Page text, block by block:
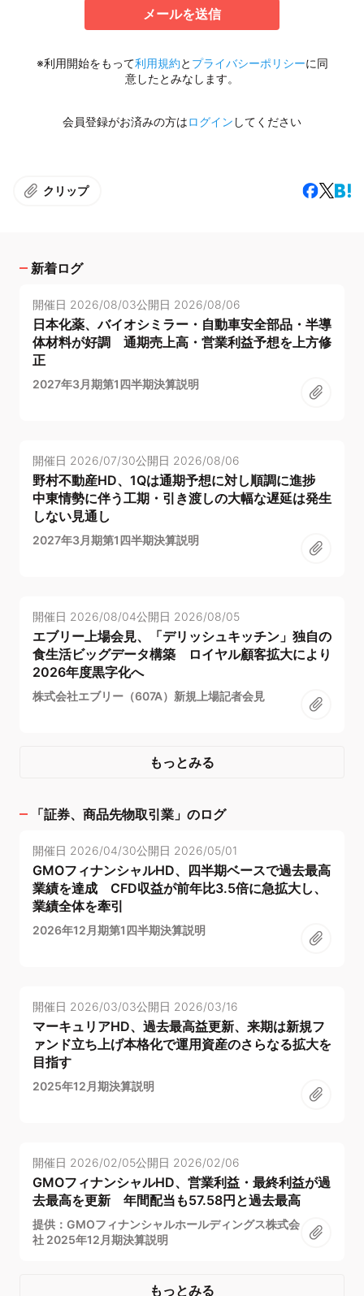
メールを送信
※利用開始をもって利用規約と プライバシーポリシーに同
意したとみなします。
会員登録がお済みの方はログイン してください
クリップ
新着ログ
開催日 2026/08/03公開日 2026/08/06
日本化薬、バイオシミラー・自動車安全部品・半導
体材料が好調 通期売上高・営業利益予想を上方修
正
2027年3月期第1四半期決算説明
開催日 2026/07/30公開日 2026/08/06
野村不動産HD、1Qは通期予想に対し順調に進捗
中東情勢に伴う工期・引き渡しの大幅な遅延は発生
しない見通し
2027年3月期第1四半期決算説明
開催日 2026/08/04公開日 2026/08/05
エブリー上場会見、「デリッシュキッチン」独自の
食生活ビッグデータ構築 ロイヤル顧客拡大により
2026年度黒字化へ
株式会社エブリー（607A）新規上場記者会見
もっとみる
「証券、商品先物取引業 」のログ
開催日 2026/04/30公開日 2026/05/01
GMOフィナンシャルHD、四半期ベースで過去最高
業績を達成 CFD収益が前年比3.5倍に急拡大し、
業績全体を牽引
2026年12月期第1四半期決算説明
開催日 2026/03/03公開日 2026/03/16
マーキュリアHD、過去最高益更新、来期は新規フ
ァンド立ち上げ本格化で運用資産のさらなる拡大を
目指す
2025年12月期決算説明
開催日 2026/02/05公開日 2026/02/06
GMOフィナンシャルHD、営業利益・最終利益が過
去最高を更新 年間配当も57.58円と過去最高
提供：GMOフィナンシャルホールディングス株式会
社 2025年12月期決算説明
もっとみる